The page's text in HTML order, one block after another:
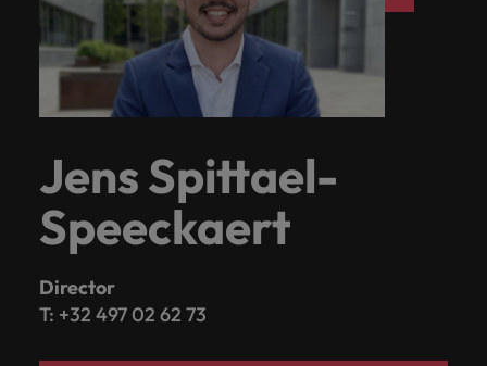
Jens Spittael-
Speeckaert
Director
T: +32 497 02 62 73